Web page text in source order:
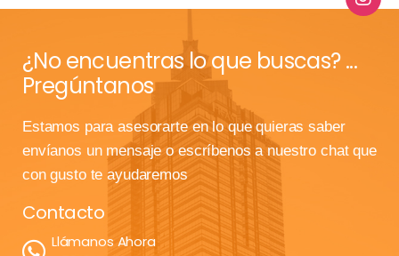
¿No encuentras lo que buscas? ...
Pregúntanos
Estamos para asesorarte en lo que quieras saber
envíanos un mensaje o escríbenos a nuestro chat que
con gusto te ayudaremos
Contacto
Llámanos Ahora